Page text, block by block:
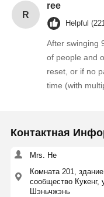
R
ree
Helpful
After swinging
of people and
reset, or if no
time (with
Контактная
Mrs. He
Комната 201,
сообщество Кукенг,
Шэньчжэнь